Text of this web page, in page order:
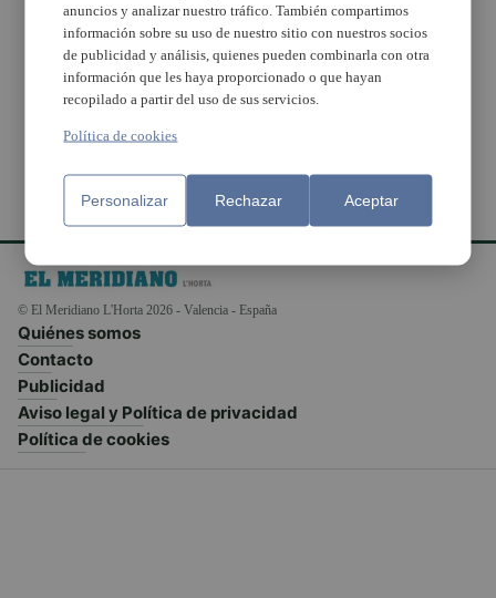
Dermatólogos
aseguran que las
patologías de la piel
pueden mejorar con el
sol y el mar
© El Meridiano L'Horta 2026 - Valencia - España
Quiénes somos
Contacto
Publicidad
Aviso legal y Política de privacidad
Política de cookies
anuncios y analizar nuestro tráfico. También compartimos
información sobre su uso de nuestro sitio con nuestros socios
de publicidad y análisis, quienes pueden combinarla con otra
información que les haya proporcionado o que hayan
recopilado a partir del uso de sus servicios.
Política de cookies
Personalizar Rechazar Aceptar